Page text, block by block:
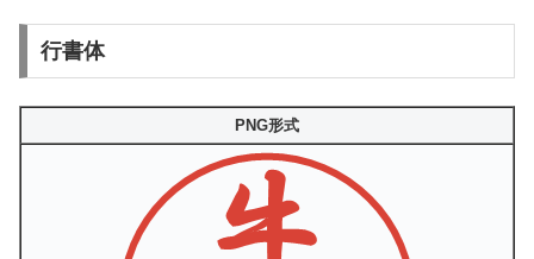
行書体
PNG形式